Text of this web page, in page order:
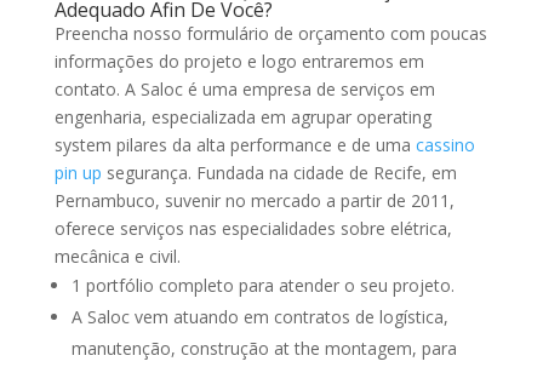
Adequado Afin De Você?
Preencha nosso formulário de orçamento com poucas
informações do projeto e logo entraremos em
contato. A Saloc é uma empresa de serviços em
engenharia, especializada em agrupar operating
system pilares da alta performance e de uma cassino
pin up segurança. Fundada na cidade de Recife, em
Pernambuco, suvenir no mercado a partir de 2011,
oferece serviços nas especialidades sobre elétrica,
mecânica e civil.
1 portfólio completo para atender o seu projeto.
A Saloc vem atuando em contratos de logística,
manutenção, construção at the montagem, para